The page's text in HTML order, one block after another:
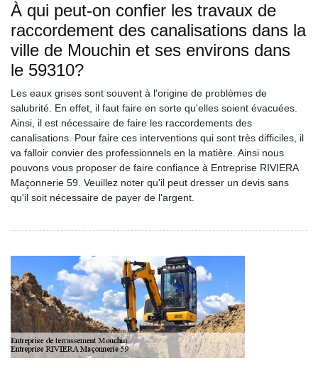
À qui peut-on confier les travaux de
raccordement des canalisations dans la
ville de Mouchin et ses environs dans
le 59310?
Les eaux grises sont souvent à l'origine de problèmes de
salubrité. En effet, il faut faire en sorte qu'elles soient évacuées.
Ainsi, il est nécessaire de faire les raccordements des
canalisations. Pour faire ces interventions qui sont très difficiles, il
va falloir convier des professionnels en la matière. Ainsi nous
pouvons vous proposer de faire confiance à Entreprise RIVIERA
Maçonnerie 59. Veuillez noter qu'il peut dresser un devis sans
qu'il soit nécessaire de payer de l'argent.